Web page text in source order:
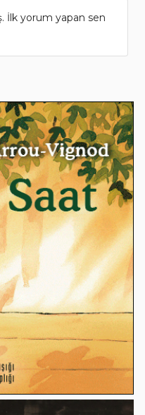
İlk yorum yapan sen